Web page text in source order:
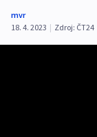
mvr
18. 4. 2023 | Zdroj: ČT24